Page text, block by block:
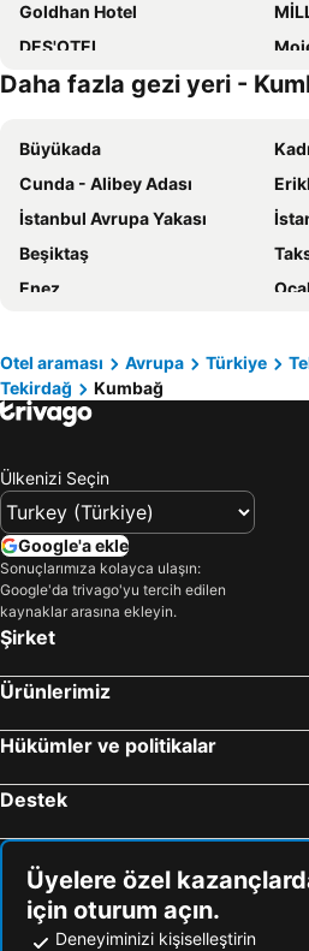
Goldhan Hotel
DES'OTEL
GRANBELLAHOTEL
Nova Port Boutique Hotel
59
Csk Otel
Leila Mansion Hotel
Meydan Butik Otel
Rumeli Konak Butik Otel
Alya
Derİn Butİk Hotel
Pia Mare Hotel
Old Town Tekirdağ
Daha fazla gezi yeri -
Büyükada
Cunda - Alibey Adası
İstanbul Avrupa Yakası
Beşiktaş
Enez
Heybeliada
Fatih
Şarköy
Marmara Adası
Ayvalık
Sabiha Gökçen Uluslararası Havalimanı
Kumbağ
Güre
Ören Mahallesi Halk Plajı
Maslak
Tuzla
İğneada Plajı
Ortaköy
Sultanahmet Meydanı
Otel araması Avrupa Türkiye
Tekirdağ
Kumbağ
Ülkenizi Seçin
Google'a ekle
Sonuçlarımıza kolayca ulaşın:
Google'da trivago'yu tercih edilen
kaynaklar arasına ekleyin.
Şirket
Ürünlerimiz
Hükümler ve politikalar
Destek
Üyelere özel
için oturum açın.
Deneyiminizi kişiselleştirin